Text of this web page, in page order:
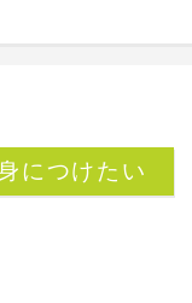
につけたい